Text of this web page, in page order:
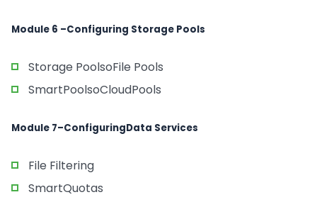
Module 6 –Configuring Storage Pools
Storage PoolsoFile Pools
SmartPoolsoCloudPools
Module 7–ConfiguringData Services
File Filtering
SmartQuotas